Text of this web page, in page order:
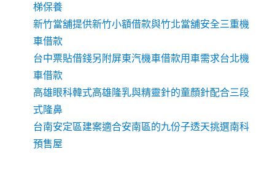
梯保養
新竹當舖提供新竹小額借款與竹北當舖安全三重機
車借款
台中票貼借錢另附屏東汽機車借款用車需求台北機
車借款
高雄眼科韓式高雄隆乳與精靈針的童顏針配合三段
式隆鼻
台南安定區建案適合安南區的九份子透天挑選南科
預售屋